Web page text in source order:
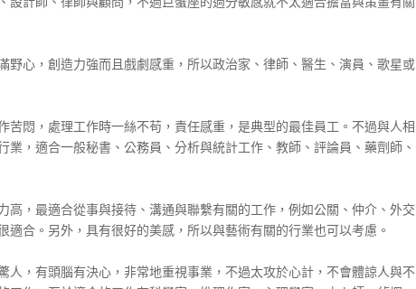
野心，創造力強而且戲劇感重，所以政治家、律師、醫生、演員、歌星或
苦悶，處理工作時一絲不苟，責任感重，是典型的最佳員工。不過與人相
業，適合一般秘書、公務員、分析與統計工作、教師、評論員、藥劑師、
高，最適合從事與接待、溝通與聯繫有關的工作，例如公關、仲介、外交
適合。另外，具有很好的美感，所以與藝術有關的行業也可以考慮。
人，有頭腦有決心，非常地重視事業，不過太攻於心計，不會體諒人與不